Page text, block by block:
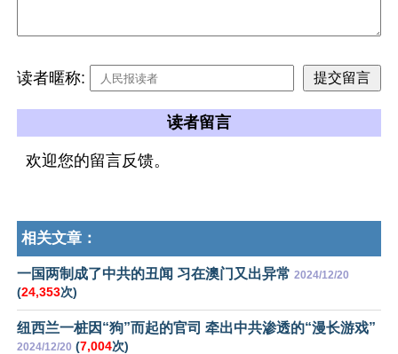
读者暱称:
读者留言
欢迎您的留言反馈。
相关文章：
一国两制成了中共的丑闻 习在澳门又出异常 2024/12/20
(24,353次)
纽西兰一桩因“狗”而起的官司 牵出中共渗透的“漫长游戏”
2024/12/20 (7,004次)